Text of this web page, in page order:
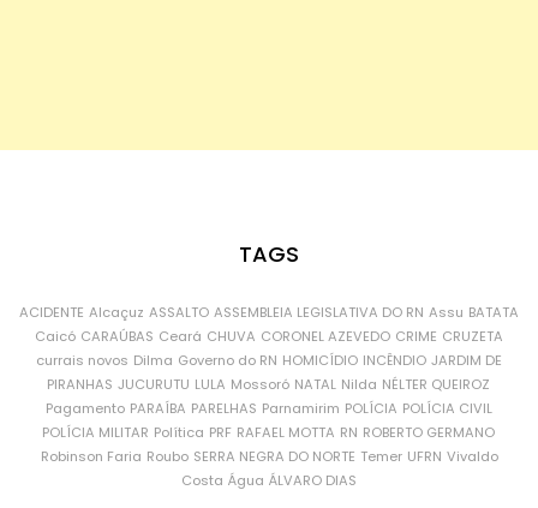
TAGS
ACIDENTE Alcaçuz ASSALTO ASSEMBLEIA LEGISLATIVA DO RN Assu BATATA
Caicó CARAÚBAS Ceará CHUVA CORONEL AZEVEDO CRIME CRUZETA
currais novos Dilma Governo do RN HOMICÍDIO INCÊNDIO JARDIM DE
PIRANHAS JUCURUTU LULA Mossoró NATAL Nilda NÉLTER QUEIROZ
Pagamento PARAÍBA PARELHAS Parnamirim POLÍCIA POLÍCIA CIVIL
POLÍCIA MILITAR Política PRF RAFAEL MOTTA RN ROBERTO GERMANO
Robinson Faria Roubo SERRA NEGRA DO NORTE Temer UFRN Vivaldo
Costa Água ÁLVARO DIAS